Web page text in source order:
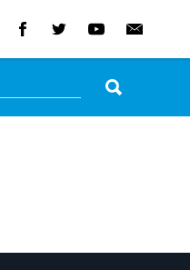
Suchen